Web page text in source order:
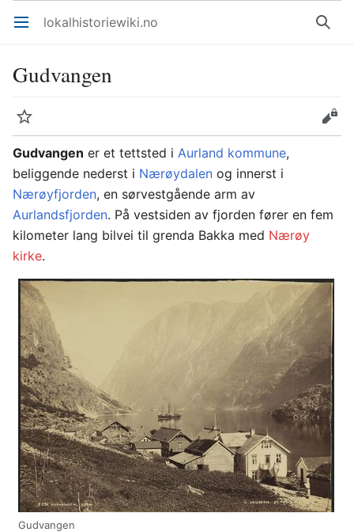
Åpne hovedmenyen lokalhistoriewiki.no Søk
Gudvangen
Overvåk
Rediger
Gudvangen er et tettsted i Aurland kommune,
beliggende nederst i Nærøydalen og innerst i
Nærøyfjorden, en sørvestgående arm av
Aurlandsfjorden. På vestsiden av fjorden fører en fem
kilometer lang bilvei til grenda Bakka med Nærøy
kirke.
Gudvangen